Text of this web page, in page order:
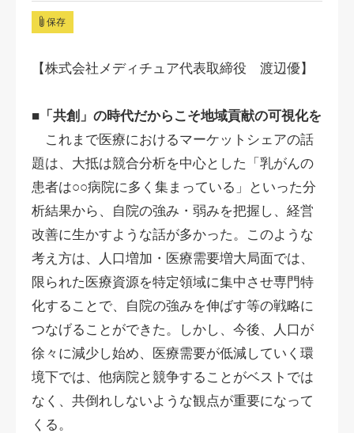
保存
【株式会社メディチュア代表取締役 渡辺優】
■「共創」の時代だからこそ地域貢献の可視化を
これまで医療におけるマーケットシェアの話
題は、大抵は競合分析を中心とした「乳がんの
患者は○○病院に多く集まっている」といった分
析結果から、自院の強み・弱みを把握し、経営
改善に生かすような話が多かった。このような
考え方は、人口増加・医療需要増大局面では、
限られた医療資源を特定領域に集中させ専門特
化することで、自院の強みを伸ばす等の戦略に
つなげることができた。しかし、今後、人口が
徐々に減少し始め、医療需要が低減していく環
境下では、他病院と競争することがベストでは
なく、共倒れしないような観点が重要になって
くる。